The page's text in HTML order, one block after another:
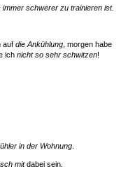
schwerer zu trainieren ist.
auf die Ankühlung , morgen habe
ich nicht so sehr schwitzen!
in der Wohnung
mitdabei sein.